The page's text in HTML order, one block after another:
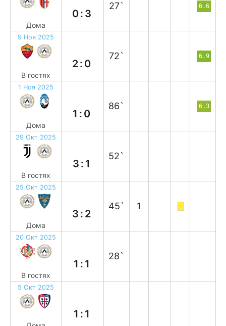
Дома
0:3
27` 6.6
9 Ноя 2025
В гостях
2:0
72` 6.9
1 Ноя 2025
Дома
1:0
86` 6.3
29 Окт 2025
В гостях
3:1
52`
25 Окт 2025
Дома
3:2
45` 1
20 Окт 2025
В гостях
1:1
28`
5 Окт 2025
1:1